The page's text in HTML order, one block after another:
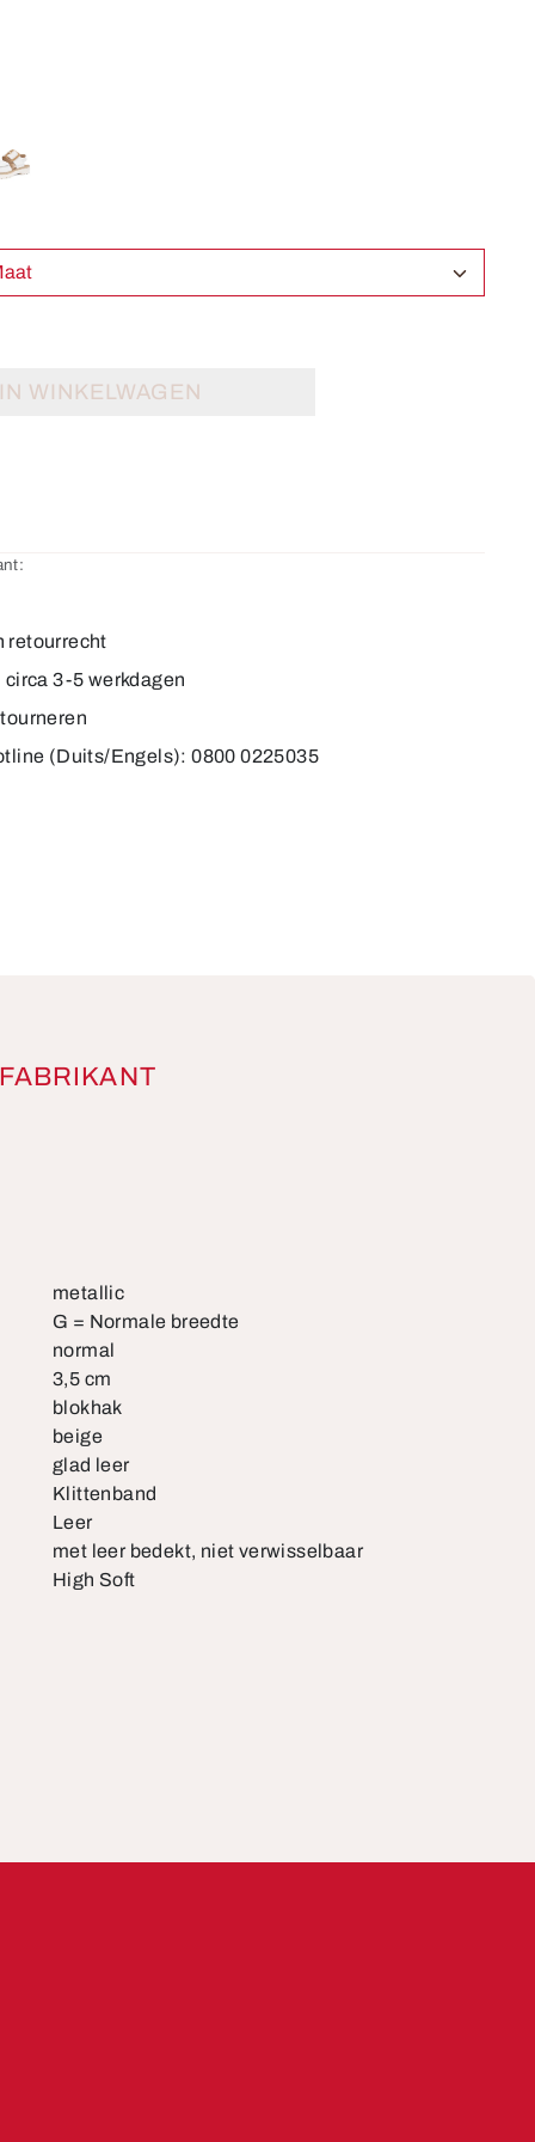
Maat
IN WINKELWAGEN
retourrecht
3-5 werkdagen
(Duits/Engels): 0800 0225035
metallic
G = Normale breedte
normal
3,5 cm
blokhak
beige
glad leer
Klittenband
Leer
met leer bedekt, niet verwisselbaar
High Soft